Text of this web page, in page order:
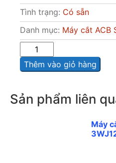
Tình trạng: Có sẵn
Danh mục: Máy cắt ACB
lượng
Thêm vào giỏ hàng
Sản phẩm liên
Máy